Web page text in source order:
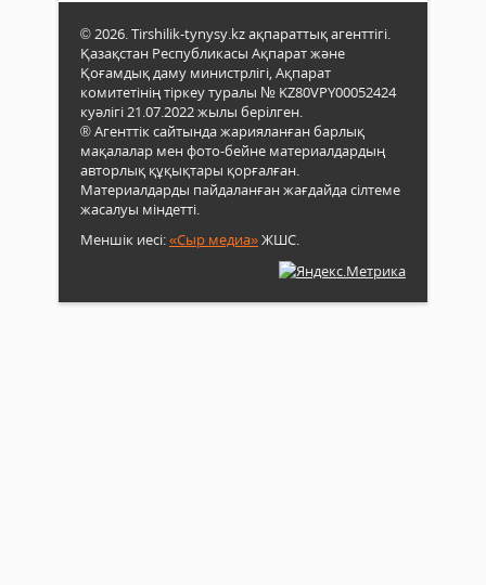
© 2026. Tirshilik-tynysy.kz ақпараттық агенттігі.
Қазақстан Республикасы Ақпарат және
Қоғамдық даму министрлігі, Ақпарат
комитетінің тіркеу туралы № KZ80VPY00052424
куәлігі 21.07.2022 жылы берілген.
® Агенттік сайтында жарияланған барлық
мақалалар мен фото-бейне материалдардың
авторлық құқықтары қорғалған.
Материалдарды пайдаланған жағдайда сілтеме
жасалуы міндетті.
Меншік иесі:«Сыр медиа»ЖШС.